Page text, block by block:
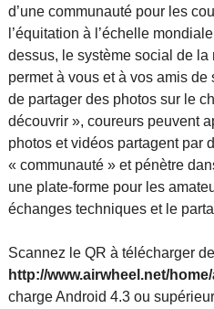
d’une communauté pour les
l’équitation à l’échelle
dessus, le système social de
permet à vous et à vos amis
de partager des photos sur le
découvrir », coureurs peuvent
photos et vidéos partagent par
« communauté » et pénètre
une plate-forme pour les
échanges techniques et le
Scannez le QR à télécharger
http://www.airwheel.net/
charge Android 4.3 ou